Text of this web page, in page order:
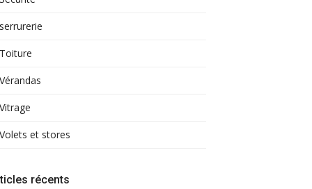
serrurerie
Toiture
Vérandas
Vitrage
Volets et stores
récents